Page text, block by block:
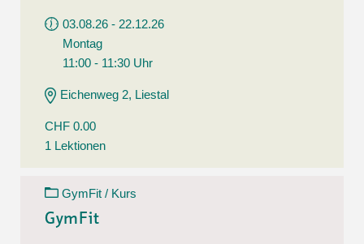
03.08.26 - 22.12.26
Montag
11:00 - 11:30 Uhr
Eichenweg 2, Liestal
CHF 0.00
1 Lektionen
GymFit / Kurs
GymFit